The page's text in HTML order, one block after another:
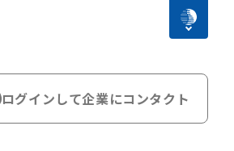
ログインして企業にコンタクト